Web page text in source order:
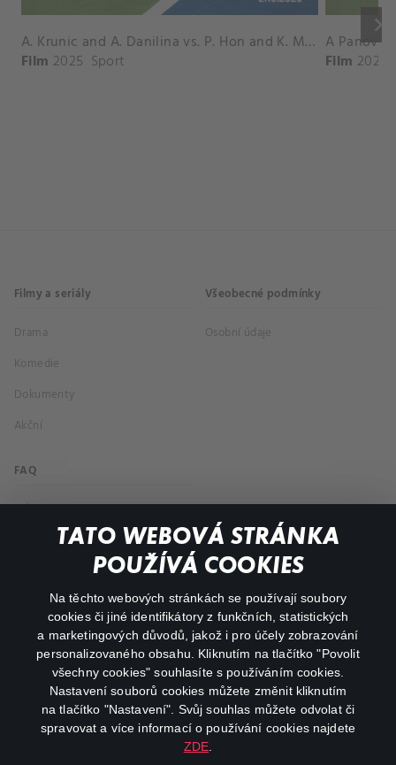
TATO WEBOVÁ STRÁNKA
POUŽÍVÁ COOKIES
Na těchto webových stránkách se používají soubory
cookies či jiné identifikátory z funkčních, statistických
a marketingových důvodů, jakož i pro účely zobrazování
personalizovaného obsahu. Kliknutím na tlačítko "Povolit
všechny cookies" souhlasíte s používáním cookies.
Nastavení souborů cookies můžete změnit kliknutím
na tlačítko "Nastavení". Svůj souhlas můžete odvolat či
spravovat a více informací o používání cookies najdete
ZDE
keyboard_arrow_right
A. Krunic and A. Danilina vs. P. Hon and K. Muchova Match Highlights - BEIJING_Capital Group Diamond ( October 02, 2025)
Film 2025 Sport Film 2026
Filmy a seriály
Drama
Komedie
Dokumenty
Akční
Všeobecné podmínky
Osobní údaje
FAQ
Můj účet
Důležité odkazy
facebookinstagram
youtube